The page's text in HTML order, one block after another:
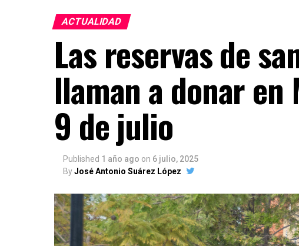
ACTUALIDAD
Las reservas de
llaman a donar en
9 de julio
Published 1 año ago on 6 julio, 2025
ByJosé Antonio Suárez López